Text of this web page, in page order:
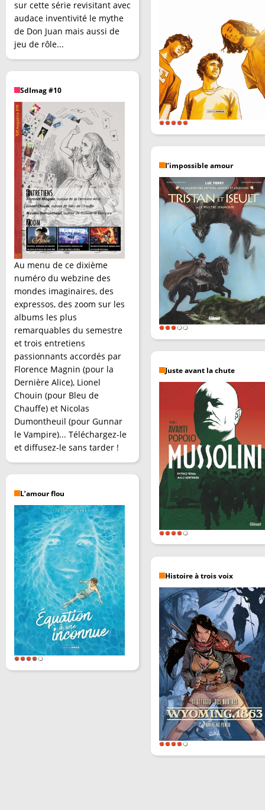
sur cette série revisitant avec
audace inventivité le mythe
de Don Juan mais aussi de
jeu de rôle...
SdImag #10
Au menu de ce dixième
numéro du webzine des
mondes imaginaires, des
expressos, des zoom sur les
albums les plus
remarquables du semestre
et trois entretiens
passionnants accordés par
Florence Magnin (pour la
Dernière Alice), Lionel
Chouin (pour Bleu de
Chauffe) et Nicolas
Dumontheuil (pour Gunnar
le Vampire)... Téléchargez-le
et diffusez-le sans tarder !
L’amour flou
l’impossible amour
Juste avant la chute
Histoire à trois voix